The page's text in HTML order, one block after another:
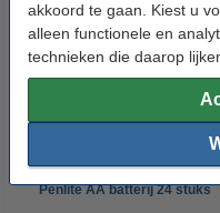
akkoord te gaan. Kiest u
alleen functionele en
technieken die daarop
123accu Xtreme Power
Penlite AA batterij 24 stuks